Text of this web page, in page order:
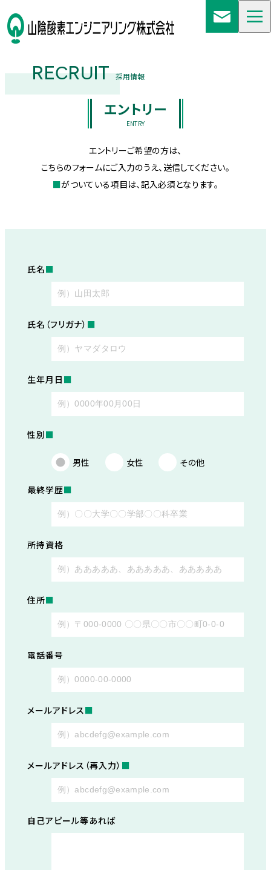
RECRUIT 採用情報
エントリー
ENTRY
エントリーご希望の方は、
こちらのフォームにご入力のうえ、送信してください。
■がついている項目は、記入必須となります。
氏名■
氏名（フリガナ） ■
生年月日 ■
性別■
男性 女性 その他
最終学歴■
所持資格
住所■
電話番号
メールアドレス ■
メールアドレス（再入力） ■
自己アピール等あれば